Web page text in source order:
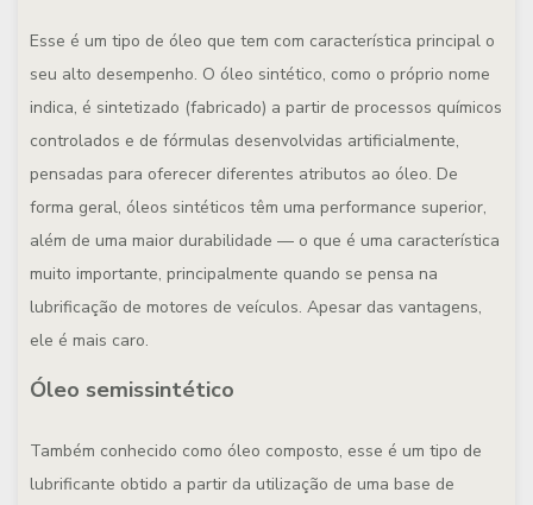
Esse é um tipo de óleo que tem com característica principal o
seu alto desempenho. O óleo sintético, como o próprio nome
indica, é sintetizado (fabricado) a partir de processos químicos
controlados e de fórmulas desenvolvidas artificialmente,
pensadas para oferecer diferentes atributos ao óleo. De
forma geral, óleos sintéticos têm uma performance superior,
além de uma maior durabilidade — o que é uma característica
muito importante, principalmente quando se pensa na
lubrificação de motores de veículos. Apesar das vantagens,
ele é mais caro.
Óleo semissintético
Também conhecido como óleo composto, esse é um tipo de
lubrificante obtido a partir da utilização de uma base de